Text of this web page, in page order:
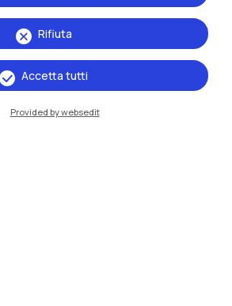
Rifiuta
Accetta tutti
Provided by websedit